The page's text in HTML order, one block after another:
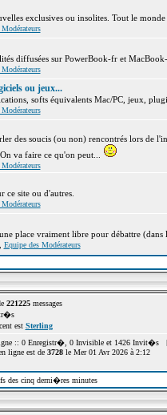
exclusives ou insolites. Tout le
diffusées sur PowerBook-fr et
ou jeux...
softs équivalents Mac/PC, jeux,
des soucis (ou non) rencontrés lors de
va faire ce qu'on peut...
ce site ou d'autres.
place vraiment libre pour débattre (dans
Equipe des Modérateurs
221225messages
est Sterling
:: 0 Enregistr�, 0 Invisible et 1426 Invit�s
ligne est de 3728le Mer 01 Avr 2026 à 2:12
des cinq derni�res minutes